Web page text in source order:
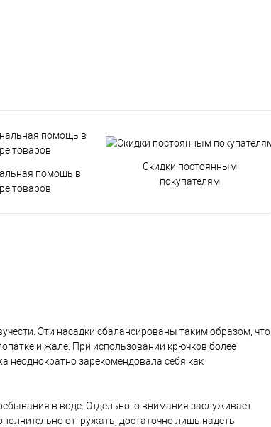
помощь в
товаров
Скидки постоянным
покупателям
Эти насадки сбалансированы таким образом, что
и жале. При использовании крючков более
неоднократно зарекомендовала себя как
в воде. Отдельного внимания заслуживает
отгружать, достаточно лишь надеть